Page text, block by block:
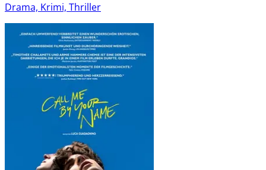
Drama, Krimi, Thriller